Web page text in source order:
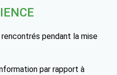
pendant la mise
par rapport à